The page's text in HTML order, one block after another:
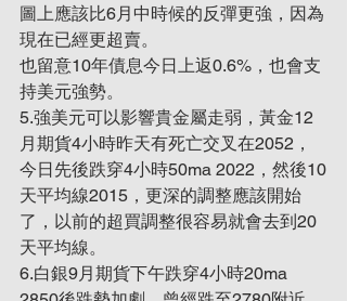
圖上應該比6月中時候的反彈更強，因為
現在已經更超賣。
也留意10年債息今日上返0.6%，也會支
持美元強勢。
5.強美元可以影響貴金屬走弱，黃金12
月期貨4小時昨天有死亡交叉在2052，
今日先後跌穿4小時50ma 2022，然後10
天平均線2015，更深的調整應該開始
了，以前的超買調整很容易就會去到20
天平均線。
6.白銀9月期貨下午跌穿4小時20ma